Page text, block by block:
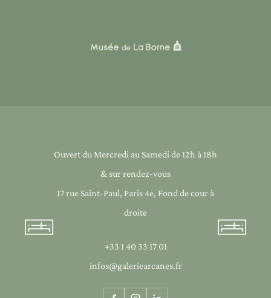
Ouvert du Mercredi au Samedi de 12h à 18h
& sur rendez-vous
17 rue Saint-Paul, Paris 4e, Fond de cour à
droite
+33 1 40 33 17 01
infos@galeriearcanes.fr